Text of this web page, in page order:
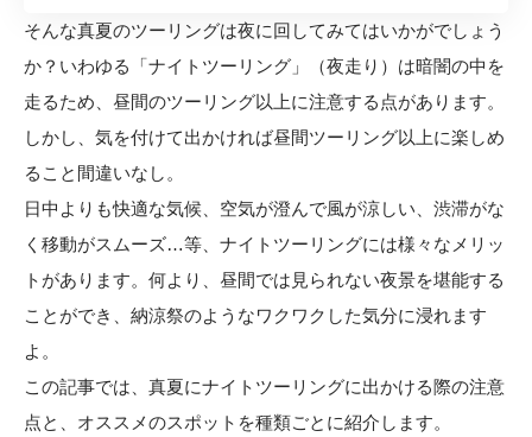
そんな真夏のツーリングは夜に回してみてはいかがでしょう
か？ いわゆる「ナイトツーリング 」（夜走り）は暗闇の中を
走るため、昼間のツーリング以上に注意する点があります。
しかし、気を付けて出かければ昼間ツーリング以上に楽しめ
ること間違いなし。
日中よりも快適な気候、空気が澄んで風が涼しい、渋滞がな
く移動がスムーズ…等、ナイトツーリングには様々なメリッ
トがあります。何より、昼間では見られない夜景を堪能する
ことができ、納涼祭のようなワクワクした気分に浸れます
よ。
この記事では、真夏にナイトツーリングに出かける際の注意
点と、オススメのスポットを種類ごとに紹介します。